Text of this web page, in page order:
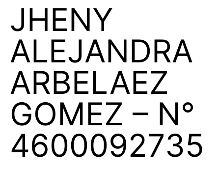
JHENY
ALEJANDRA
ARBELAEZ
GOMEZ – N°
4600092735